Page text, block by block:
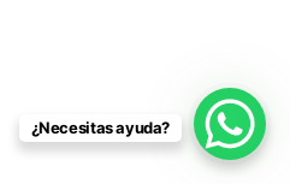
¿Necesitas ayuda?